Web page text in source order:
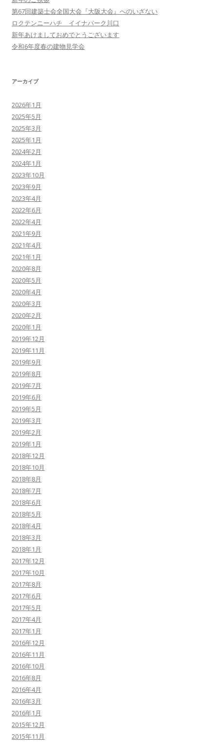
第67回建築士会全国大会『大阪大会』へのいざない
ロクテンニーハチ イイナパーク川口
新年あけましておめでとうございます
令和6年度春の建物見学会
アーカイブ
2026年1月
2025年5月
2025年3月
2025年1月
2024年2月
2024年1月
2023年10月
2023年9月
2023年4月
2022年6月
2022年4月
2021年9月
2021年4月
2021年1月
2020年8月
2020年5月
2020年4月
2020年3月
2020年2月
2020年1月
2019年12月
2019年11月
2019年9月
2019年8月
2019年7月
2019年6月
2019年5月
2019年3月
2019年2月
2019年1月
2018年12月
2018年10月
2018年8月
2018年7月
2018年6月
2018年5月
2018年4月
2018年3月
2018年1月
2017年12月
2017年10月
2017年8月
2017年6月
2017年5月
2017年4月
2017年1月
2016年12月
2016年11月
2016年10月
2016年8月
2016年4月
2016年3月
2016年1月
2015年12月
2015年11月